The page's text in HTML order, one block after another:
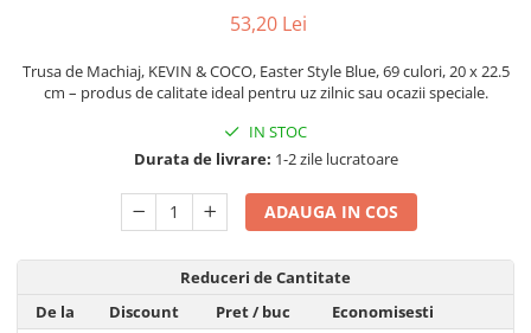
Produse ingrijire incaltaminte
Radiatoare si Seminee electrice
Tapet 3D Autoadeziv
Uscatoare si Standere Haine
Articole pentru Iluminat
Corpuri de iluminat
53,20 Lei
Trusa de Machiaj, KEVIN & COCO, Easter Style Blue, 69 culori, 20 x 22.5
cm – produs de calitate ideal pentru uz zilnic sau ocazii speciale.
IN STOC
Durata de livrare: 1-2 zile lucratoare
ADAUGA IN COS
Reduceri de Cantitate
De la
Discount Pret/ buc
Economisesti